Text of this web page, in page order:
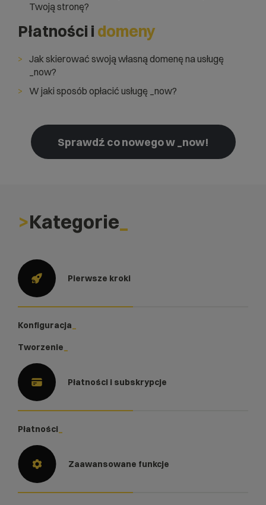
Twoją stronę?
Płatności i domeny
Jak skierować swoją własną domenę na usługę
_now?
W jaki sposób opłacić usługę _now?
Sprawdź co nowego w _now!
Kategorie
Pierwsze kroki
Konfiguracja
Tworzenie
Płatności i subskrypcje
Płatności
Zaawansowane funkcje